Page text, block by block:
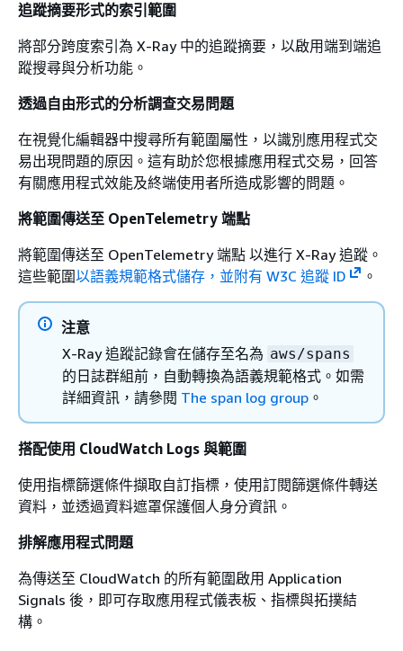
追蹤摘要形式的索引範圍
將部分跨度索引為 X-Ray 中的追蹤摘要，以啟用端到端追
蹤搜尋與分析功能。
透過自由形式的分析調查交易問題
在視覺化編輯器中搜尋所有範圍屬性，以識別應用程式交
易出現問題的原因。這有助於您根據應用程式交易，回答
有關應用程式效能及終端使用者所造成影響的問題。
將範圍傳送至 OpenTelemetry 端點
將範圍傳送至 OpenTelemetry 端點 以進行 X-Ray 追蹤。
這些範圍以語義規範格式儲存，並附有 W3C 追蹤 ID 。
注意
X-Ray 追蹤記錄會在儲存至名為 aws/spans
的日誌群組前，自動轉換為語義規範格式。如需
詳細資訊，請參閱 The span log group 。
搭配使用 CloudWatch Logs 與範圍
使用指標篩選條件擷取自訂指標，使用訂閱篩選條件轉送
資料，並透過資料遮罩保護個人身分資訊。
排解應用程式問題
為傳送至 CloudWatch 的所有範圍啟用 Application
Signals 後，即可存取應用程式儀表板、指標與拓撲結
構。